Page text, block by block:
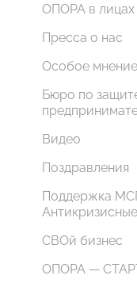
ОПОРА в лицах
Пресса о нас
Особое мнение
Бюро по
Видео
Поздравления
Поддержка
СВОй бизнес
ОПОРА —